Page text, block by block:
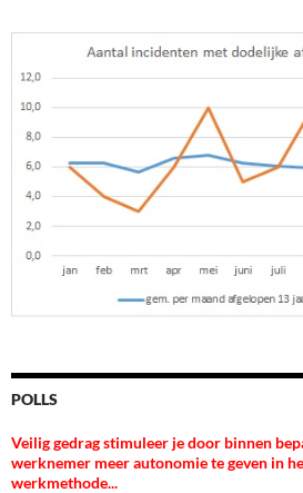
POLLS
Veilig gedrag stimuleer je door binnen
werknemer meer autonomie te geven in
werkmethode...